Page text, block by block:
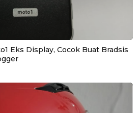
Eks Display, Cocok Buat Bradsis